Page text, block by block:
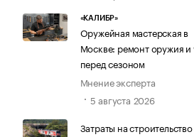
«КАЛИБР»
Оружейная мастерская в
Москве: ремонт оружия и
перед сезоном
Мнение эксперта
5 августа 2026
Затраты на